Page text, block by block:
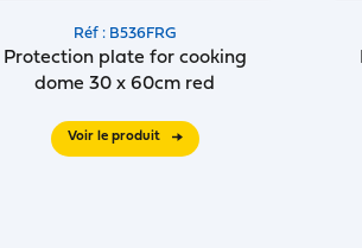
Réf : B536FRG
Protection plate for cooking
dome 30 x 60cm red
Voir le produit